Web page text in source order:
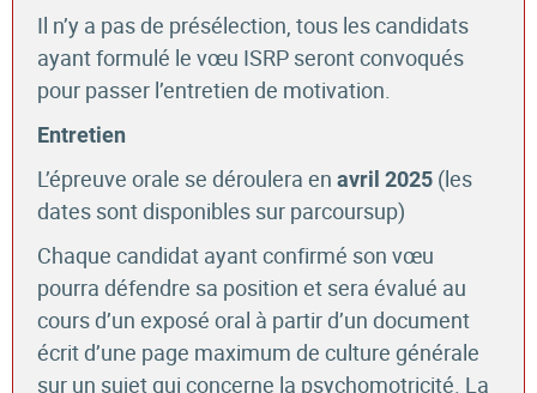
Il n’y a pas de présélection, tous les candidats
ayant formulé le vœu ISRP seront convoqués
pour passer l’entretien de motivation.
Entretien
L’épreuve orale se déroulera en avril 2025 (les
dates sont disponibles sur parcoursup)
Chaque candidat ayant confirmé son vœu
pourra défendre sa position et sera évalué au
cours d’un exposé oral à partir d’un document
écrit d’une page maximum de culture générale
sur un sujet qui concerne la psychomotricité. La